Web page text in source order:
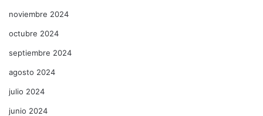
noviembre 2024
octubre 2024
septiembre 2024
agosto 2024
julio 2024
junio 2024